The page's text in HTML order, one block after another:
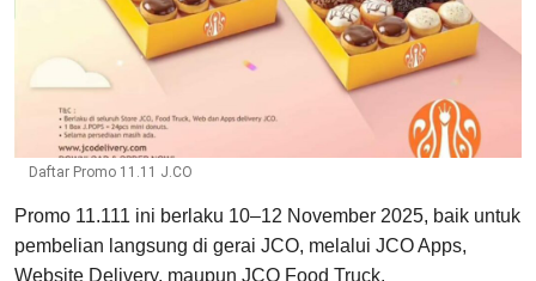
Daftar Promo 11.11 J.CO
Promo 11.111 ini berlaku 10–12 November 2025, baik untuk
pembelian langsung di gerai JCO, melalui JCO Apps,
Website Delivery, maupun JCO Food Truck.